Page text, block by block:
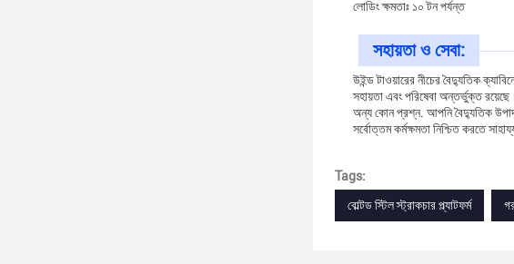
লোডিং ক্ষমতাঃ ১০ টন পর্যন্ত
সহায়তা ও সেবা:
উইন্ড টাওয়ারের নীচের বৈদ্যুতিক
সহায়তা এবং পরিষেবা অন্তর্ভুক্ত
অন্য কোন প্রশ্ন. আপনি বৈদ্যুতিক
সর্বোত্তম কর্মক্ষমতা নিশ্চিত করতে
Tags:
বোল্টড স্টিল স্ট্রাকচার প্ল্যাটফর্ম